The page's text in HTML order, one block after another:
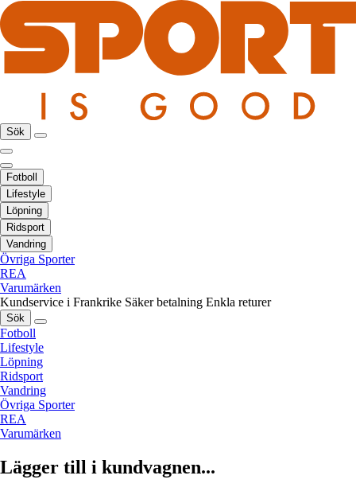
Sök
Fotboll
Lifestyle
Löpning
Ridsport
Vandring
Övriga Sporter
REA
Varumärken
Kundservice i Frankrike Säker betalning Enkla returer
Sök
Fotboll
Lifestyle
Löpning
Ridsport
Vandring
Övriga Sporter
REA
Varumärken
Lägger till i kundvagnen...